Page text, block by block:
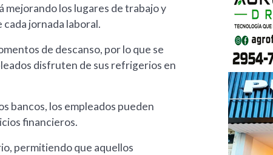
mejorando los lugares de trabajo y
jornada laboral.
de descanso, por lo que se
disfruten de sus refrigerios en
bancos, los empleados pueden
financieros.
permitiendo que aquellos